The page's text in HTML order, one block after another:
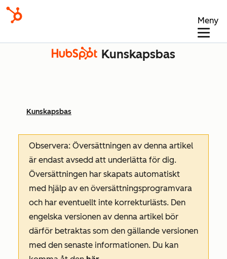
Meny
Kunskapsbas
Kunskapsbas
Observera: Översättningen av denna artikel
är endast avsedd att underlätta för dig.
Översättningen har skapats automatiskt
med hjälp av en översättningsprogramvara
och har eventuellt inte korrekturlästs. Den
engelska versionen av denna artikel bör
därför betraktas som den gällande versionen
med den senaste informationen. Du kan